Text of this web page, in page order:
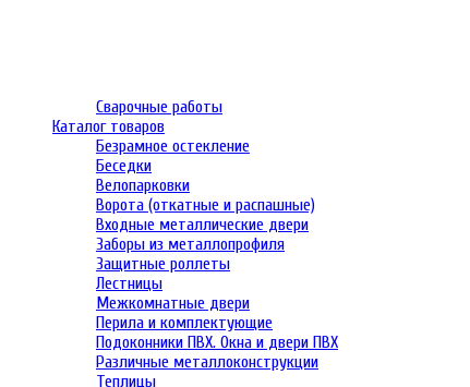
Сварочные работы
Каталог товаров
Безрамное остекление
Беседки
Велопарковки
Ворота (откатные и распашные)
Входные металлические двери
Заборы из металлопрофиля
Защитные роллеты
Лестницы
Межкомнатные двери
Перила и комплектующие
Подоконники ПВХ. Окна и двери ПВХ
Различные металлоконструкции
Теплицы